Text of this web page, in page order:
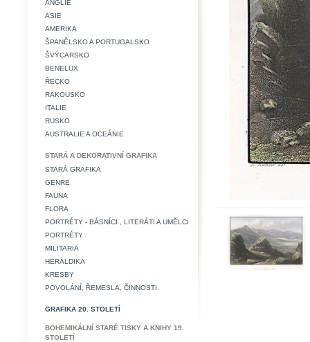
ANGLIE
ASIE
AMERIKA
ŠPANĚLSKO A PORTUGALSKO
ŠVÝCARSKO
BENELUX
ŘECKO
RAKOUSKO
ITALIE
RUSKO
AUSTRALIE A OCEÁNIE
STARÁ A DEKORATIVNÍ GRAFIKA
STARÁ GRAFIKA
GENRE
FAUNA
FLORA
PORTRÉTY - BÁSNÍCI , LITERÁTI A UMĚLCI
PORTRÉTY
MILITARIA
HERALDIKA
KRESBY
POVOLÁNÍ, ŘEMESLA, ČINNOSTI.
GRAFIKA 20. STOLETÍ
BOHEMIKÁLNÍ STARÉ TISKY A KNIHY 19.
STOLETÍ